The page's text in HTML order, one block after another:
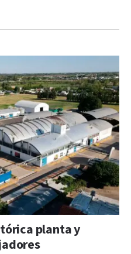
planta y